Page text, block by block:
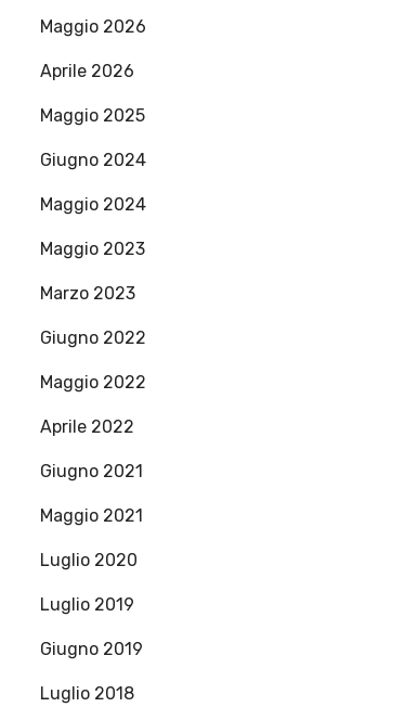
Maggio 2026
Aprile 2026
Maggio 2025
Giugno 2024
Maggio 2024
Maggio 2023
Marzo 2023
Giugno 2022
Maggio 2022
Aprile 2022
Giugno 2021
Maggio 2021
Luglio 2020
Luglio 2019
Giugno 2019
Luglio 2018